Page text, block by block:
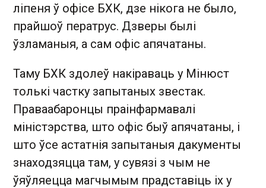
ліпеня ў офісе БХК, дзе нікога не было,
прайшоў ператрус. Дзверы былі
ўзламаныя, а сам офіс апячатаны.
Таму БХК здолеў накіраваць у Мінюст
толькі частку запытаных звестак.
Праваабаронцы праінфармавалі
міністэрства, што офіс быў апячатаны, і
што ўсе астатнія запытаныя дакументы
знаходзяцца там, у сувязі з чым не
ўяўляецца магчымым прадставіць іх у